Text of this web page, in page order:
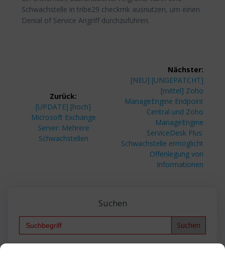
Schwachstelle in tribe29 checkmk ausnutzen, um einen
Denial of Service Angriff durchzuführen.
Zurück:
Vorheriger
Beitrag:
[UPDATE] [hoch]
Microsoft Exchange
Server: Mehrere
Schwachstellen
Nächster:
Nächster
[NEU] [UNGEPATCHT]
[mittel] Zoho
ManageEngine Endpoint
Central und Zoho
ManageEngine
ServiceDesk Plus:
Schwachstelle ermöglicht
Offenlegung von
Informationen
Suchen
Search